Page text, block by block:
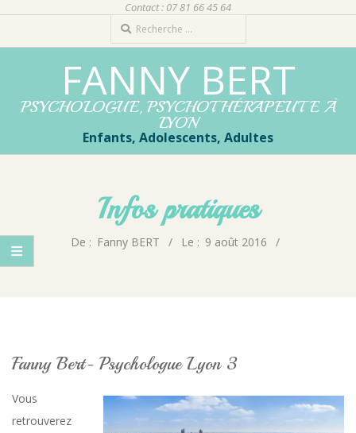
Contact : 07 81 66 45 64
Rechercher
FANNY BERT
PSYCHOLOGUE, PSYCHOTHÉRAPEUTE À
LYON
Enfants, Adolescents, Adultes
Infos pratiques
De : Fanny BERT Le : 9 août 2016
Fanny Bert- Psychologue Lyon 3
Vous
retrouverez